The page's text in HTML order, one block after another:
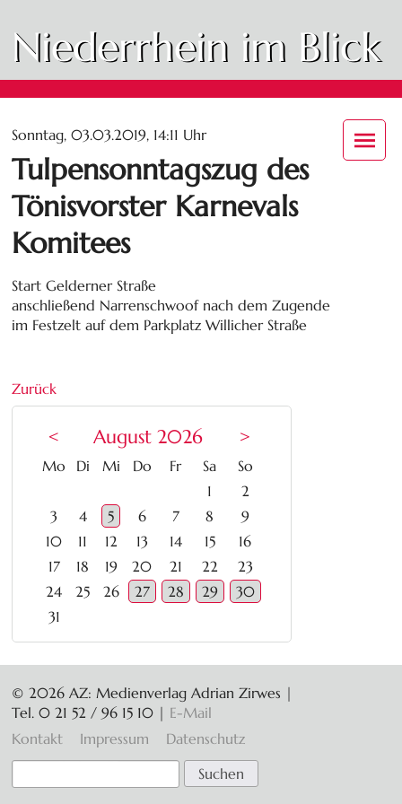
Niederrhein im Blick
Sonntag, 03.03.2019, 14:11 Uhr
Tulpensonntagszug des
Tönisvorster Karnevals
Komitees
Start Gelderner Straße
anschließend Narrenschwoof nach dem Zugende
im Festzelt auf dem Parkplatz Willicher Straße
Zurück
< August 2026 >
Mo ntag
Dienstag
Mittwoch
Donnerstag
Freitag
Samstag
Sonntag
1
2
3
4 5 6 7 8
9
10
11 12 13 14 15
16
17
18 19 20 21 22
23
24
25 26 27 28 29
30
31
© 2026 AZ: Medienverlag Adrian Zirwes |
Tel. 0 21 52 / 96 15 10 | E-Mail
Navigation
überspringen
Kontakt Impressum Datenschutz